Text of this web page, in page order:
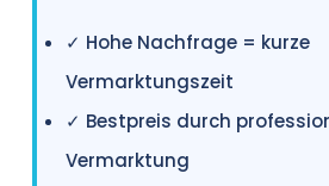
✓ Hohe Nachfrage = kurze
Vermarktungszeit
✓ Bestpreis durch
Vermarktung